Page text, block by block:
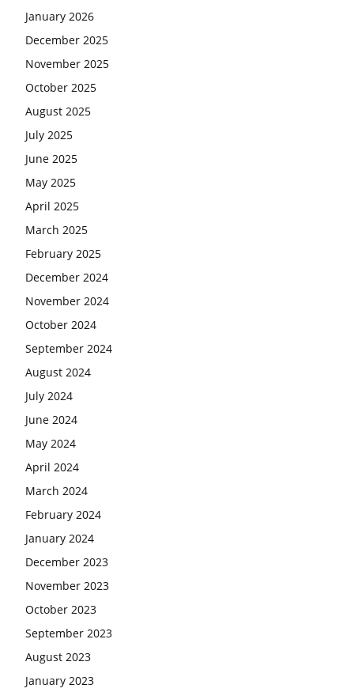
January 2026
December 2025
November 2025
October 2025
August 2025
July 2025
June 2025
May 2025
April 2025
March 2025
February 2025
December 2024
November 2024
October 2024
September 2024
August 2024
July 2024
June 2024
May 2024
April 2024
March 2024
February 2024
January 2024
December 2023
November 2023
October 2023
September 2023
August 2023
January 2023